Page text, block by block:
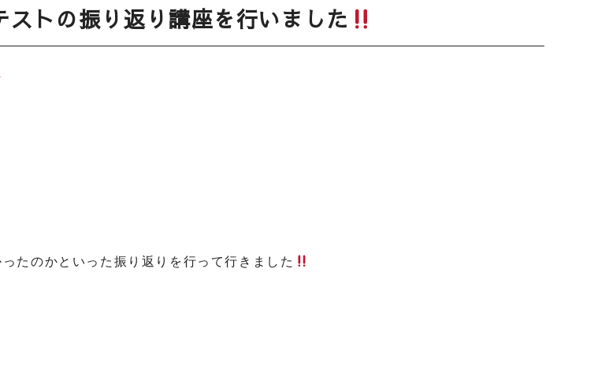
トの振り返り講座を行いました
たのかといった振り返りを行って行きました